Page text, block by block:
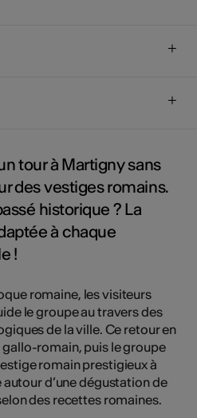
tour à Martigny sans
des vestiges romains.
historique ? La
à chaque
!
romaine, les visiteurs
le groupe au travers des
de la ville. Ce retour en
romain, puis le groupe
romain prestigieux à
autour d’une dégustation de
des recettes romaines.